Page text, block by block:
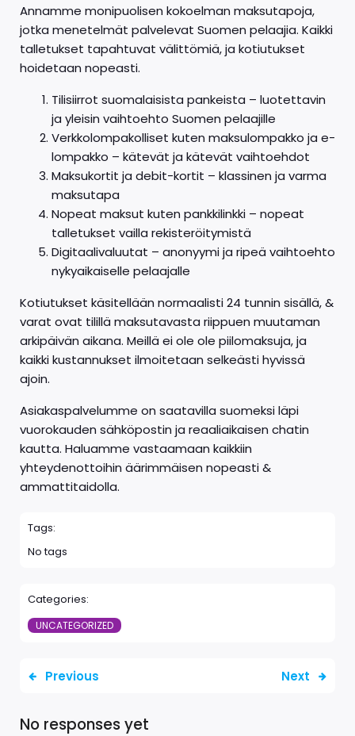
Annamme monipuolisen kokoelman maksutapoja,
jotka menetelmät palvelevat Suomen pelaajia. Kaikki
talletukset tapahtuvat välittömiä, ja kotiutukset
hoidetaan nopeasti.
Tilisiirrot suomalaisista pankeista – luotettavin
ja yleisin vaihtoehto Suomen pelaajille
Verkkolompakolliset kuten maksulompakko ja e-
lompakko – kätevät ja kätevät vaihtoehdot
Maksukortit ja debit-kortit – klassinen ja varma
maksutapa
Nopeat maksut kuten pankkilinkki – nopeat
talletukset vailla rekisteröitymistä
Digitaalivaluutat – anonyymi ja ripeä vaihtoehto
nykyaikaiselle pelaajalle
Kotiutukset käsitellään normaalisti 24 tunnin sisällä, &
varat ovat tilillä maksutavasta riippuen muutaman
arkipäivän aikana. Meillä ei ole ole piilomaksuja, ja
kaikki kustannukset ilmoitetaan selkeästi hyvissä
ajoin.
Asiakaspalvelumme on saatavilla suomeksi läpi
vuorokauden sähköpostin ja reaaliaikaisen chatin
kautta. Haluamme vastaamaan kaikkiin
yhteydenottoihin äärimmäisen nopeasti &
ammattitaidolla.
Tags:
No tags
Categories:
UNCATEGORIZED
Previous Next
No responses yet